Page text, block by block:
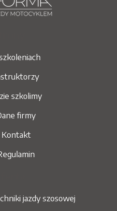
szkolimy
firmy
Kontakt
jazdy szosowej